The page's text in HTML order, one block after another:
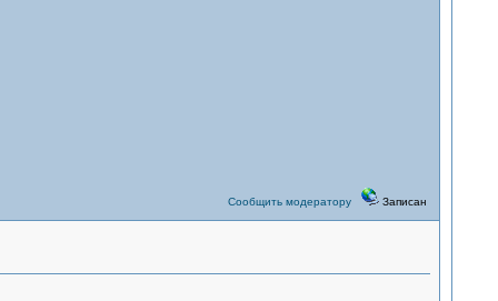
Сообщить модератору Записан